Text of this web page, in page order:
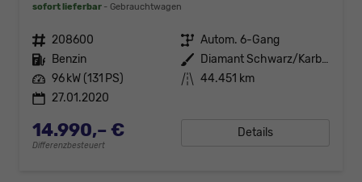
sofort lieferbar Gebrauchtwagen
Fahrzeugnr. 208600 Getriebe Autom. 6-Gang
Kraftstoff Benzin Außenfarbe
Diamant Schwarz/Karbon Schwarz
Leistung 96 kW (131 PS) Kilometerstand 44.451 km
27.01.2020
14.990,– €
Differenzbesteuert
Details